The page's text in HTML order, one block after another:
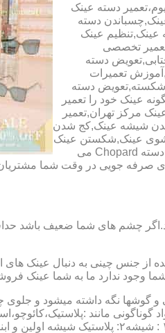
دسته عینک
دسته
عینک,تنظیم عینک
تخصصی
دسته
تعمیرات
شکسته,تعویض دسته
عینک خود را تعمیر
مرکز تهران,تعمیر
شیشه عینک,کج شدن
عینک,شکستن عینک
فلزی,تعمیر عینک بچه گانه,دسته Rey Ban,دسته AO,دسته Police,دسته Chopard می
صرفه جویی در وقت شما
چشم های شما ضعیف باشد
از جنس چینی به دنبال عینک
شما وجود ندارد ما به شما عینک
نگه داشته میشود و جلوی
مانند
عدسی یا لنز :جنس عدسی عینکها از دو